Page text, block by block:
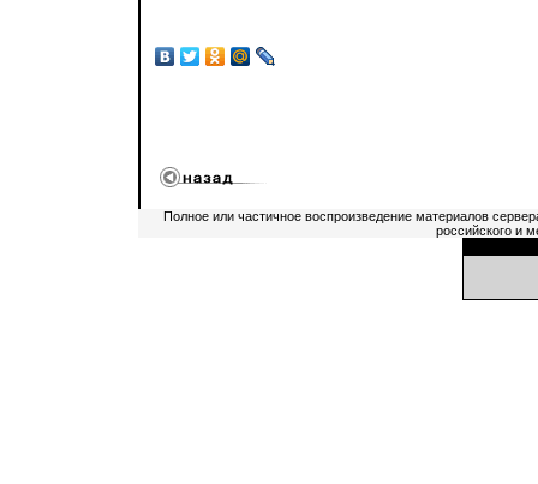
Полное или частичное воспроизведение материалов
российского и